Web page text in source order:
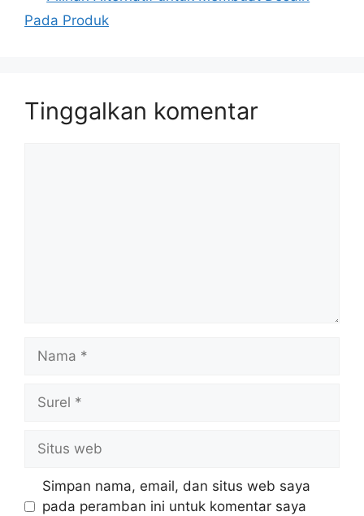
Pada Produk
Tinggalkan komentar
web
Simpan nama, email, dan situs web saya
pada peramban ini untuk komentar saya